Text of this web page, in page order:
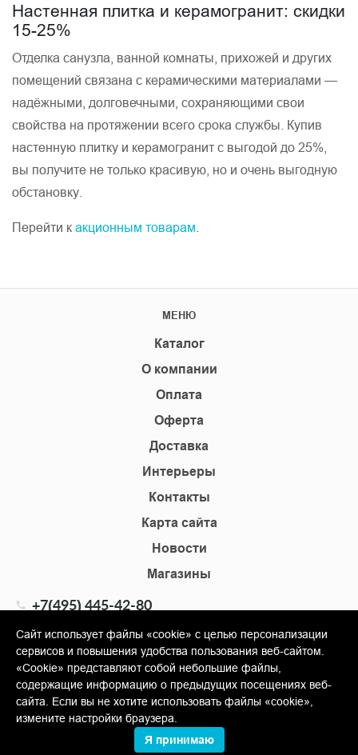
Настенная плитка и керамогранит: скидки
15-25%
Отделка санузла, ванной комнаты, прихожей и других
помещений связана с керамическими материалами —
надёжными, долговечными, сохраняющими свои
свойства на протяжении всего срока службы. Купив
настенную плитку и керамогранит с выгодой до 25%,
вы получите не только красивую, но и очень выгодную
обстановку.
Перейти к акционным товарам
МЕНЮ
Каталог
О компании
Оплата
Оферта
Доставка
Интерьеры
Контакты
Карта сайта
Новости
Магазины
+7(495) 445-42-80
info@shopkm.ru
© Copyright 2013-2026 KERAMA MARAZZI, ООО «Гамма
Керамика»
Сайт использует файлы «cookie» с целью персонализации
сервисов и повышения удобства пользования веб-сайтом.
«Cookie» представляют собой небольшие файлы,
содержащие информацию о предыдущих посещениях веб-
сайта. Если вы не хотите использовать файлы «cookie»,
измените настройки браузера.
Я принимаю